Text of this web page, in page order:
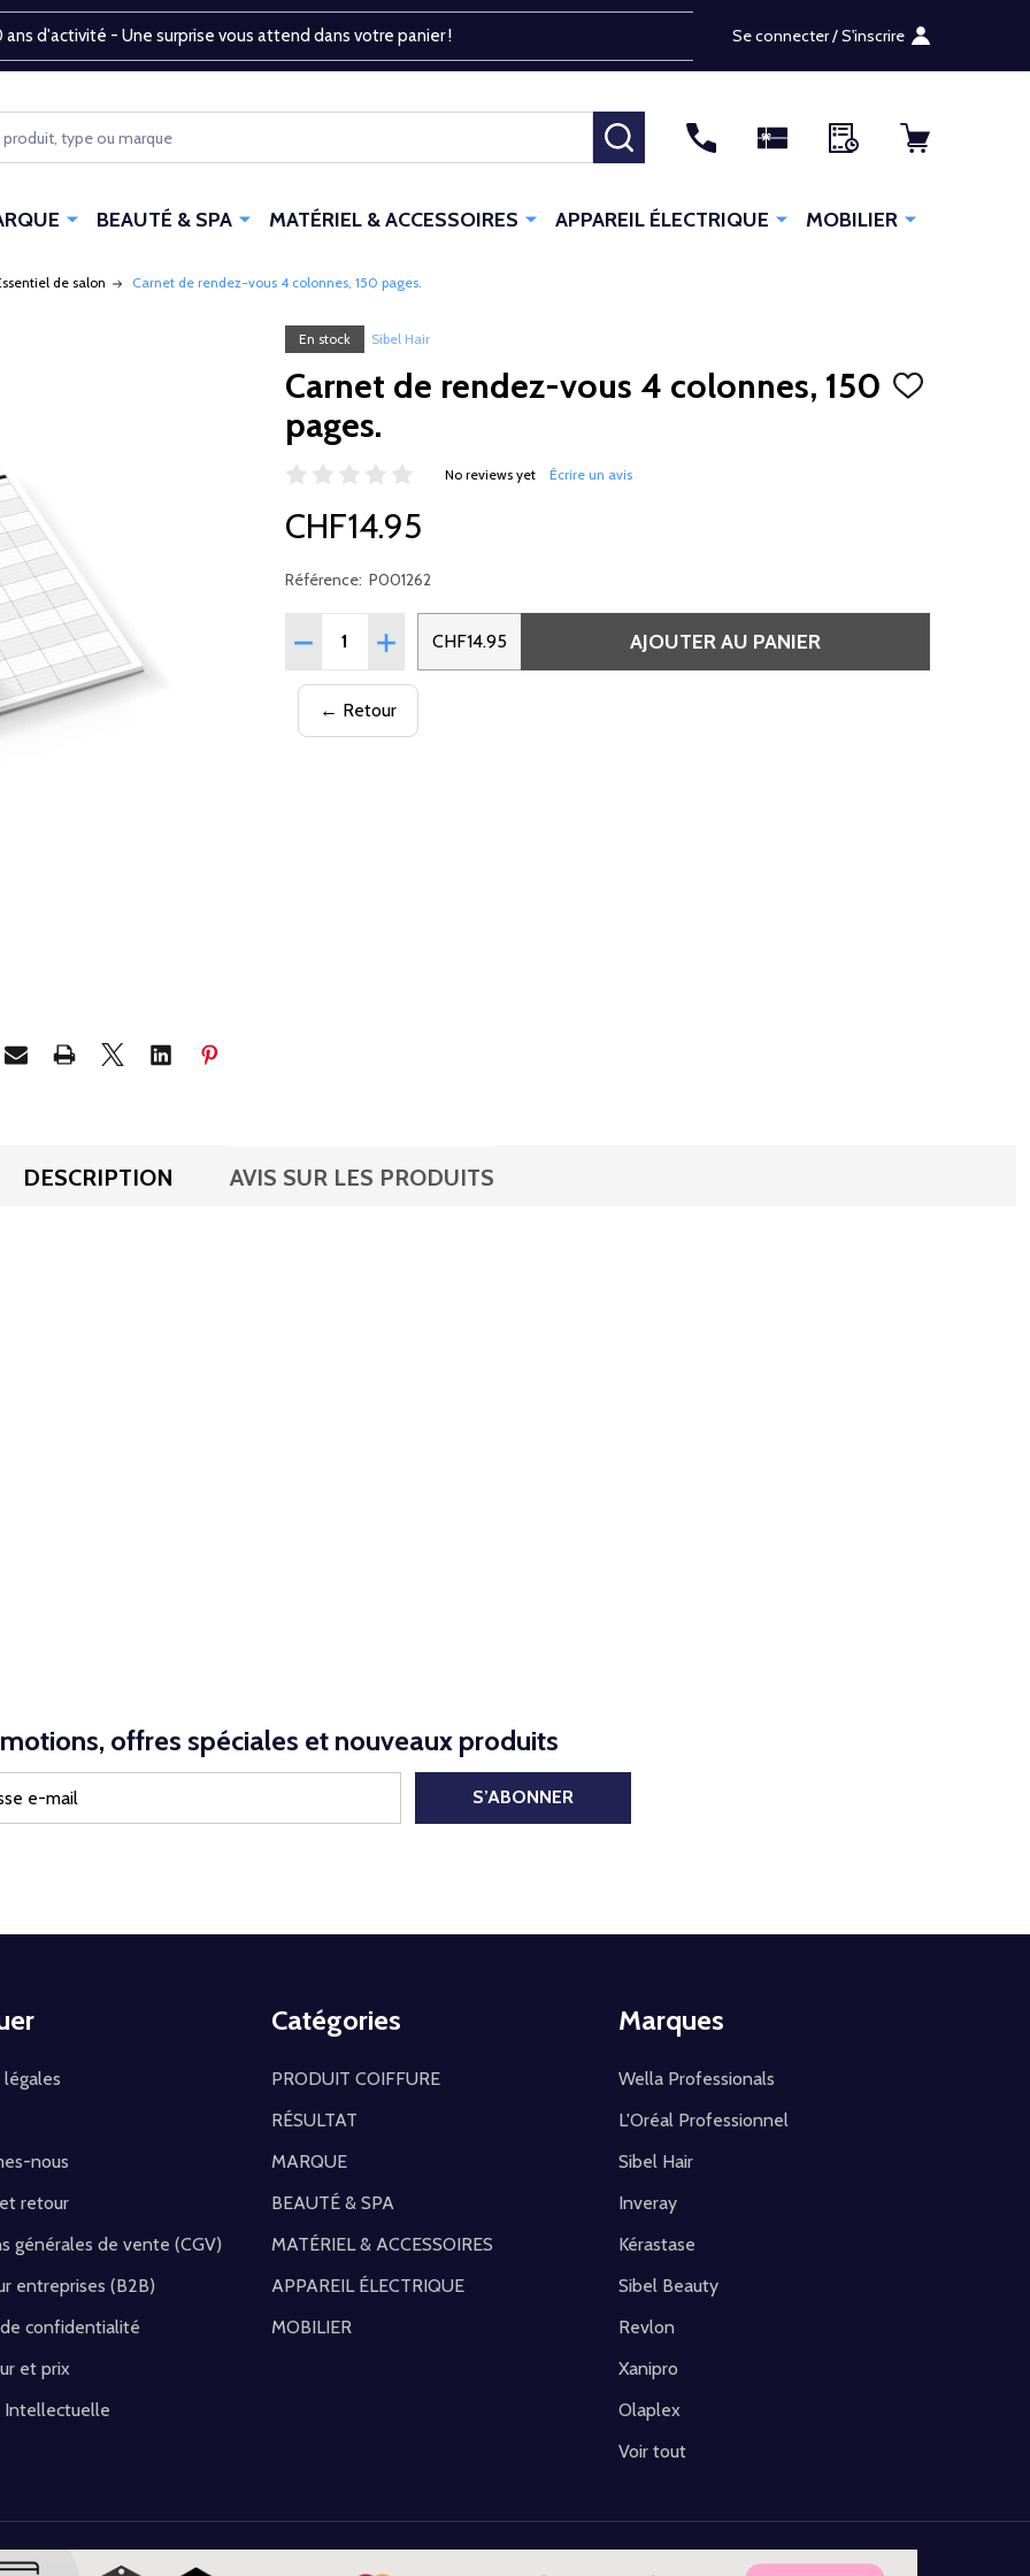
d'activité - Une surprise vous attend dans votre panier ! Se connecter / S'inscrire
RECHERCHER
BEAUTÉ & SPA MATÉRIEL & ACCESSOIRES APPAREIL ÉLECTRIQUE MOBILIER
de salon Carnet de rendez-vous 4 colonnes, 150 pages.
En stock Sibel Hair
Carnet de rendez-vous 4 colonnes, 150
pages.
AJOUTER
No reviews yet Écrire un avis
CHF14.95
Référence: P001262
Quantité:
RÉDUIRE LA QUANTITÉ DE CARNET DE RENDEZ-VOUS 4 COLONNES, 150 PAGES.
AUGMENTER LA QUANTITÉ DE CARNET DE RENDEZ-VOUS 4 COLONNES,
CHF14.95 AJOUTER AU PANIER
← Retour
DESCRIPTION AVIS SUR LES PRODUITS
offres spéciales et nouveaux produits
S’ABONNER
nous
retour
générales de vente (CGV)
entreprises (B2B)
confidentialité
et prix
Intellectuelle
Catégories
PRODUIT COIFFURE
RÉSULTAT
MARQUE
BEAUTÉ & SPA
MATÉRIEL & ACCESSOIRES
APPAREIL ÉLECTRIQUE
MOBILIER
Marques
Wella Professionals
L'Oréal Professionnel
Sibel Hair
Inveray
Kérastase
Sibel Beauty
Revlon
Xanipro
Olaplex
Voir tout